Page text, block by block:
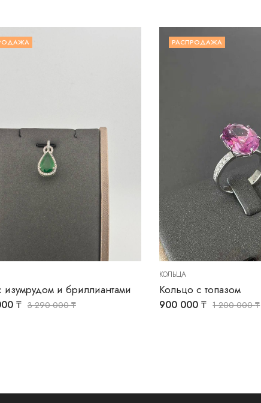
изумрудом и бриллиантами
₸ 3 290 000₸
РАСПРОДАЖА
КОЛЬЦА
Кольцо с топазом
900 000₸ 1 200 000₸